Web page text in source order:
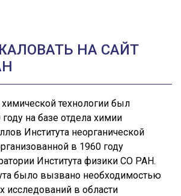
НА САЙТ
технологии был
на базе отдела химии
Института неорганической
в 1960 году
Института физики СО РАН.
было вызвано необходимостью
исследований в области